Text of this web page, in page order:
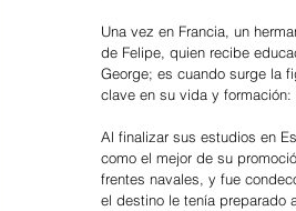
Una vez en Francia, un
de Felipe, quien recibe
George; es cuando surge la
clave en su vida y
Al finalizar sus estudios en
como el mejor de su
frentes navales, y fue
el destino le tenía preparado